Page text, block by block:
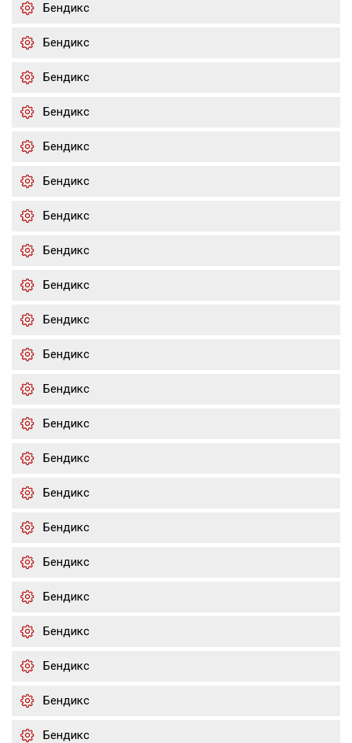
Бендикс
Бендикс
Бендикс
Бендикс
Бендикс
Бендикс
Бендикс
Бендикс
Бендикс
Бендикс
Бендикс
Бендикс
Бендикс
Бендикс
Бендикс
Бендикс
Бендикс
Бендикс
Бендикс
Бендикс
Бендикс
Бендикс